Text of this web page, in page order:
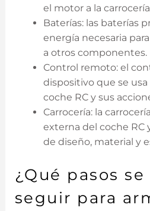
el motor a la
Baterías: las baterías
energía necesaria
a otros componentes.
Control remoto: el
dispositivo que se usa
coche RC y sus
Carrocería: la
externa del coche RC
de diseño, material y
¿Qué pasos
seguir para